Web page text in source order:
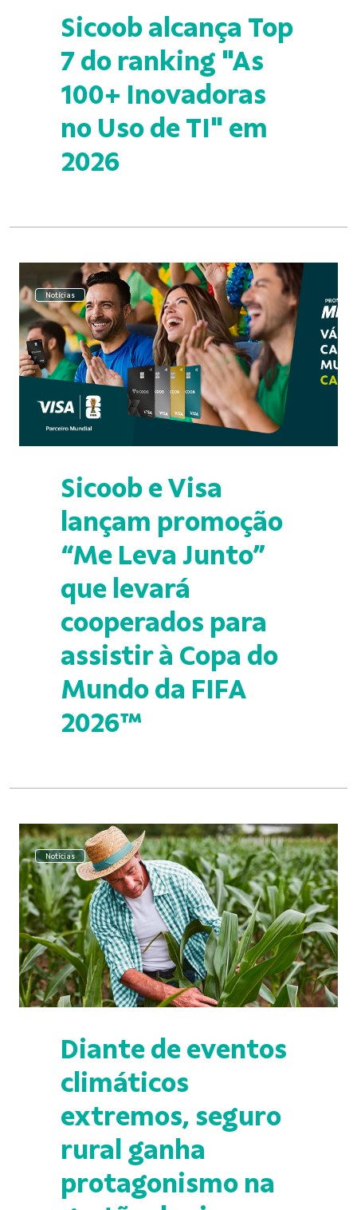
Sicoob alcança Top
7 do ranking "As
100+ Inovadoras
no Uso de TI" em
2026
Notícias
Sicoob e Visa
lançam promoção
“Me Leva Junto”
que levará
cooperados para
assistir à Copa do
Mundo da FIFA
2026™
Notícias
Diante de eventos
climáticos
extremos, seguro
rural ganha
protagonismo na